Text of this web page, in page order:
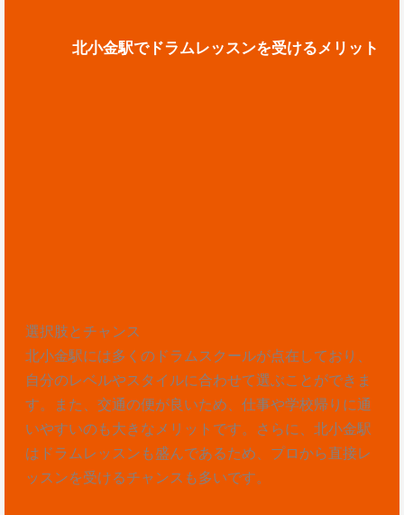
北小金駅でドラムレッスンを受けるメリット
選択肢とチャンス
北小金駅には多くのドラムスクールが点在しており、
自分のレベルやスタイルに合わせて選ぶことができま
す。また、交通の便が良いため、仕事や学校帰りに通
いやすいのも大きなメリットです。さらに、北小金駅
はドラムレッスンも盛んであるため、プロから直接レ
ッスンを受けるチャンスも多いです。